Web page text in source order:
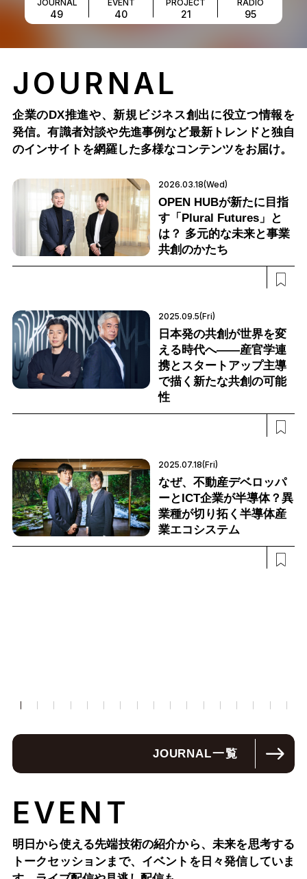
JOURNAL
49
EVENT
40
PROJECT
21
RADIO
95
JOURNAL
企業のDX推進や、新規ビジネス創出に役立つ情報を
発信。有識者対談や先進事例など最新トレンドと独自
のインサイトを網羅した多様なコンテンツをお届け。
2026.03.18(Wed)
OPEN HUBが新たに目指
す「Plural Futures」と
は？ 多元的な未来と事業
共創のかたち
2025.09.5(Fri)
日本発の共創が世界を変
える時代へ——産官学連
携とスタートアップ主導
で描く新たな共創の可能
性
2025.07.18(Fri)
なぜ、不動産デベロッパ
ーとICT企業が半導体？異
業種が切り拓く半導体産
業エコシステム
JOURNAL一覧
EVENT
明日から使える先端技術の紹介から、未来を思考する
トークセッションまで、 イベントを日々発信していま